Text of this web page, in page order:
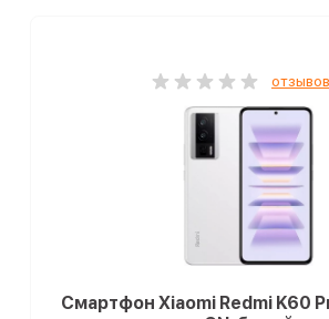
Смартфон Xiaomi Redmi K60